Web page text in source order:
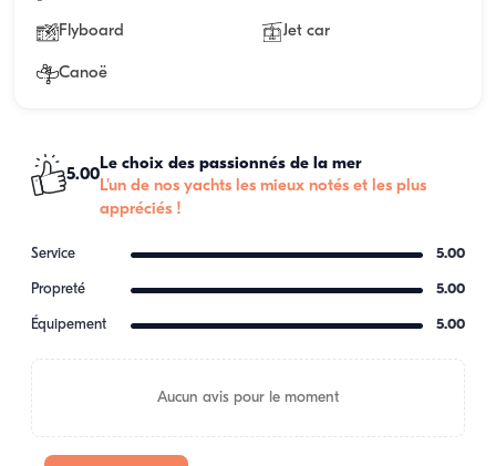
Flyboard Jet car
Canoë
5.00
Le choix des passionnés de la mer
L'un de nos yachts les mieux notés et les plus
appréciés !
Service 5.00
Propreté 5.00
Équipement 5.00
Aucun avis pour le moment